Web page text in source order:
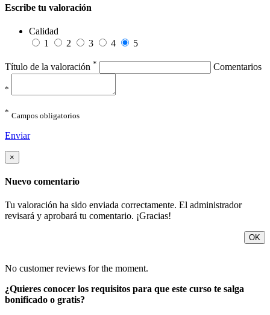
Escribe tu valoración
Calidad
1
2 3 4 5
Título de la valoración * Comentarios
*
* Campos obligatorios
Enviar
×
Nuevo comentario
Tu valoración ha sido enviada correctamente. El administrador
revisará y aprobará tu comentario. ¡Gracias!
OK
No customer reviews for the moment.
¿Quieres conocer los requisitos para que este curso te salga
bonificado o gratis?